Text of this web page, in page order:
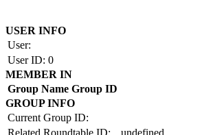
USER INFO
User:
User ID: 0
MEMBER IN
Group Name Group ID
GROUP INFO
Current Group ID: